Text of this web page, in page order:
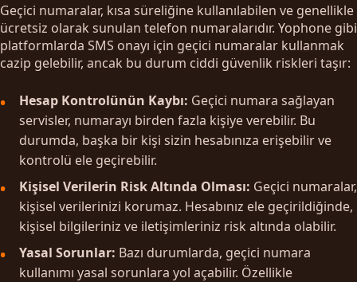
Geçici numaralar, kısa süreliğine kullanılabilen ve genellikle
ücretsiz olarak sunulan telefon numaralarıdır. Yophone gibi
platformlarda SMS onayı için geçici numaralar kullanmak
cazip gelebilir, ancak bu durum ciddi güvenlik riskleri taşır:
Hesap Kontrolünün Kaybı: Geçici numara sağlayan
servisler, numarayı birden fazla kişiye verebilir. Bu
durumda, başka bir kişi sizin hesabınıza erişebilir ve
kontrolü ele geçirebilir.
Kişisel Verilerin Risk Altında Olması: Geçici numaralar,
kişisel verilerinizi korumaz. Hesabınız ele geçirildiğinde,
kişisel bilgileriniz ve iletişimleriniz risk altında olabilir.
Yasal Sorunlar: Bazı durumlarda, geçici numara
kullanımı yasal sorunlara yol açabilir. Özellikle